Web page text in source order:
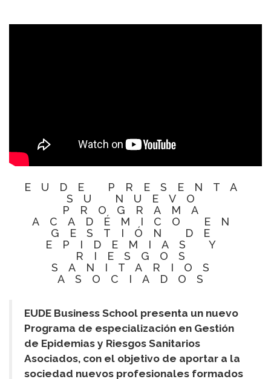
EUDE PRESENTA
SU NUEVO
PROGRAMA
ACADÉMICO EN
GESTIÓN DE
EPIDEMIAS Y
RIESGOS
SANITARIOS
ASOCIADOS
EUDE Business School presenta un nuevo
Programa de especialización en Gestión
de Epidemias y Riesgos Sanitarios
Asociados, con el objetivo de aportar a la
sociedad nuevos profesionales formados